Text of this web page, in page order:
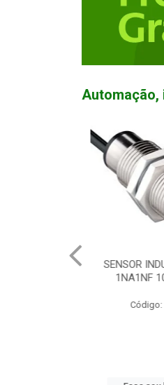
Automação,
SENSOR
1NA1NF
Código: